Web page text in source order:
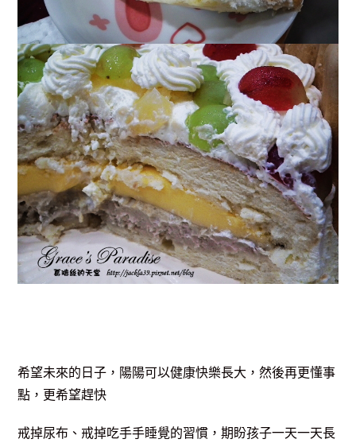
希望未來的日子，陽陽可以健康快樂長大，然後再更懂事
點，更希望趕快
戒掉尿布、戒掉吃手手睡覺的習慣，期盼孩子一天一天長